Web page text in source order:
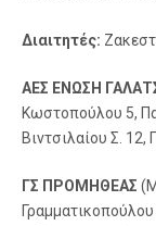
Διαιτητές:
ΑΕΣ ΕΝΩΣΗ
Κωστοπούλου 5,
Βιντσιλαίου Σ. 12,
ΓΣ ΠΡΟΜΗΘΕΑΣ